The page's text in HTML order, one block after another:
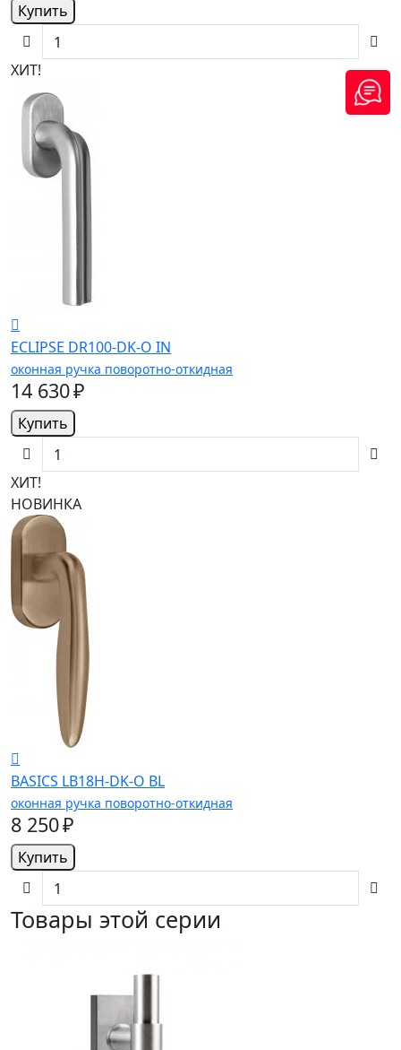
Купить
ХИТ!
ECLIPSE DR100-DK-O IN
оконная ручка поворотно-откидная
14 630 ₽
Купить
ХИТ!
НОВИНКА
BASICS LB18H-DK-O BL
оконная ручка поворотно-откидная
8 250 ₽
Купить
Товары этой серии